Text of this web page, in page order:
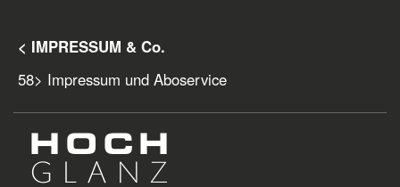
< IMPRESSUM & Co.
58> Impressum und Aboservice